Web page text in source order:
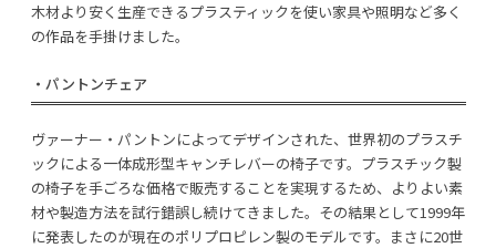
木材より安く生産できるプラスティックを使い家具や照明など多く
の作品を手掛けました。
・パントンチェア
ヴァーナー・パントンによってデザインされた、世界初のプラスチ
ックによる一体成形型キャンチレバーの椅子です。プラスチック製
の椅子を手ごろな価格で販売することを実現するため、よりよい素
材や製造方法を試行錯誤し続けてきました。その結果として1999年
に発表したのが現在のポリプロピレン製のモデルです。まさに20世